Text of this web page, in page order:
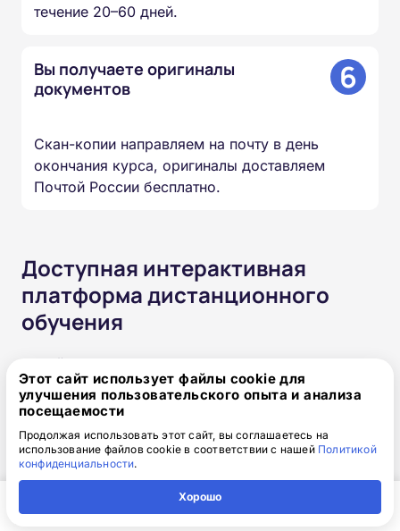
течение 20–60 дней.
Вы получаете оригиналы
документов
6
Скан-копии направляем на почту в день
окончания курса, оригиналы доставляем
Почтой России бесплатно.
Доступная интерактивная
платформа дистанционного
обучения
Онлайн-формат позволяет вам проходить
обучение в любое время в любом месте и с
любого устройства. Организуйте свой учебный
процесс так, как удобно именно вам.
Круглосуточный доступ к
курсам навсегда
Этот сайт использует файлы cookie для
улучшения пользовательского опыта и анализа
посещаемости
Продолжая использовать этот сайт, вы соглашаетесь на
использование файлов cookie в соответствии с нашей Политикой
конфиденциальности.
Хорошо